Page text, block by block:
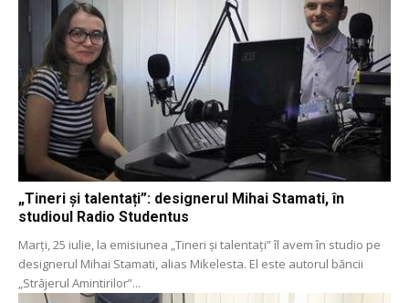
„Tineri și talentați”: designerul Mihai Stamati, în
studioul Radio Studentus
Marți, 25 iulie, la emisiunea „Tineri și talentați” îl avem în studio pe
designerul Mihai Stamati, alias Mikelesta. El este autorul băncii
„Străjerul Amintirilor”...